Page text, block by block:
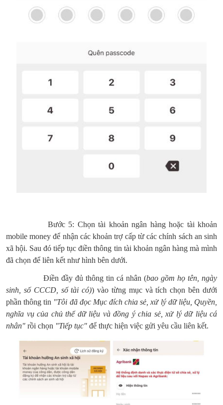
Bước 5: Chọn tài khoản ngân hàng hoặc tài khoản
mobile money để nhận các khoản trợ cấp từ các chính sách an sinh
xã hội. Sau đó tiếp tục điền thông tin tài khoản ngân hàng mà mình
đã chọn để liên kết như hình bên dưới.
Điền đầy đủ thông tin cá nhân (bao gồm họ tên, ngày
sinh, số CCCD, số tài có)) vào từng mục và tích chọn bên dưới
phần thông tin "Tôi đã đọc Mục đích chia sẻ, xử lý dữ liệu, Quyền,
nghĩa vụ của chủ thể dữ liệu và đồng ý chia sẻ, xử lý dữ liệu cá
nhân" rồi chọn "Tiếp tục" để thực hiện việc gửi yêu cầu liên kết.